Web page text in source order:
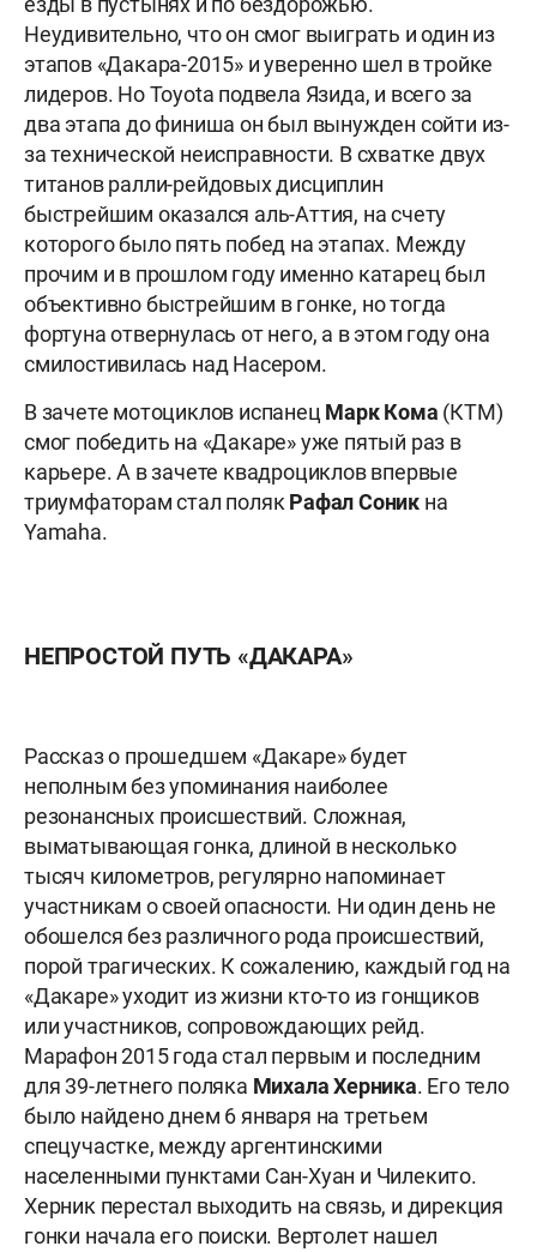
Неудивительно, что он смог выиграть и один из
этапов «Дакара-2015» и уверенно шел в тройке
лидеров. Но Toyota подвела Язида, и всего за
два этапа до финиша он был вынужден сойти из-
за технической неисправности. В схватке двух
титанов ралли-рейдовых дисциплин
быстрейшим оказался аль-Аттия, на счету
которого было пять побед на этапах. Между
прочим и в прошлом году именно катарец был
объективно быстрейшим в гонке, но тогда
фортуна отвернулась от него, а в этом году она
смилостивилась над Насером.
В зачете мотоциклов испанецМарк Кома (КТМ)
смог победить на «Дакаре» уже пятый раз в
карьере. А в зачете квадроциклов впервые
триумфаторам стал полякРафал Соник на
Yamaha.
НЕПРОСТОЙ ПУТЬ «ДАКАРА»
Рассказ о прошедшем «Дакаре» будет
неполным без упоминания наиболее
резонансных происшествий. Сложная,
выматывающая гонка, длиной в несколько
тысяч километров, регулярно напоминает
участникам о своей опасности. Ни один день не
обошелся без различного рода происшествий,
порой трагических. К сожалению, каждый год на
«Дакаре» уходит из жизни кто-то из гонщиков
или участников, сопровождающих рейд.
Марафон 2015 года стал первым и последним
для 39-летнего поляка Михала Херника. Его тело
было найдено днем 6 января на третьем
спецучастке, между аргентинскими
населенными пунктами Сан-Хуан и Чилекито.
Херник перестал выходить на связь, и дирекция
гонки начала его поиски. Вертолет нашел